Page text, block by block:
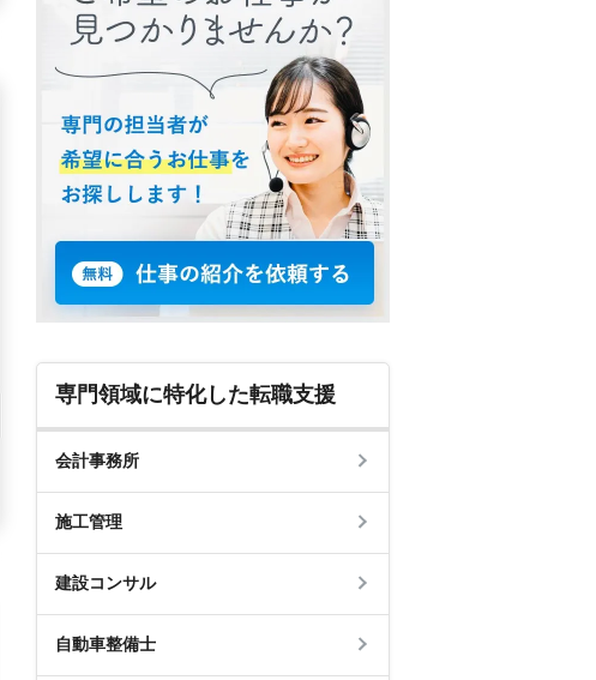
専門領域に特化した転職支援
会計事務所
施工管理
建設コンサル
自動車整備士